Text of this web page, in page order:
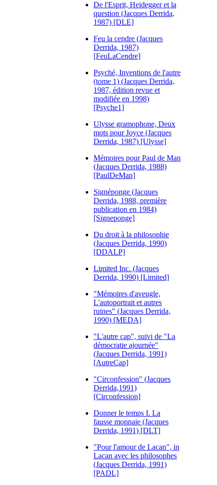
De l'Esprit, Heidegger et la
question (Jacques Derrida,
1987) [DLE]
Feu la cendre (Jacques
Derrida, 1987)
[FeuLaCendre]
Psyché, Inventions de l'autre
(tome 1) (Jacques Derrida,
1987, édition revue et
modifiée en 1998)
[Psyche1]
Ulysse gramophone, Deux
mots pour Joyce (Jacques
Derrida, 1987) [Ulysse]
Mémoires pour Paul de Man
(Jacques Derrida, 1988)
[PaulDeMan]
Signéponge (Jacques
Derrida, 1988, première
publication en 1984)
[Signeponge]
Du droit à la philosophie
(Jacques Derrida, 1990)
[DDALP]
Limited Inc. (Jacques
Derrida, 1990) [Limited]
"Mémoires d'aveugle,
L'autoportrait et autres
ruines" (Jacques Derrida,
1990) [MEDA]
"L'autre cap", suivi de "La
démocratie ajournée"
(Jacques Derrida, 1991)
[AutreCap]
"Circonfession" (Jacques
Derrida,1991)
[Circonfession]
Donner le temps I. La
fausse monnaie (Jacques
Derrida, 1991) [DLT]
"Pour l'amour de Lacan", in
Lacan avec les philosophes
(Jacques Derrida, 1991)
[PADL]